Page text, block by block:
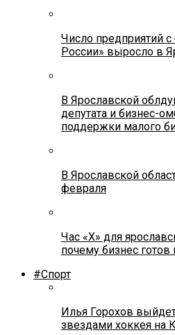
Число предприятий
России» выросло в
В Ярославской
депутата и бизнес-
поддержки малого
В Ярославской
февраля
Час «Х» для
почему бизнес готов
#Спорт
Илья Горохов
звездами хоккея на